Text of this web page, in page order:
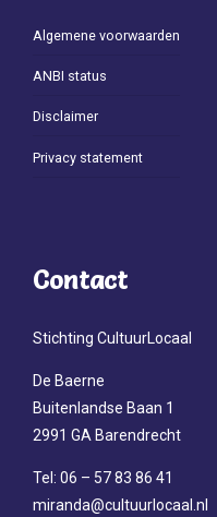
Algemene voorwaarden
ANBI status
Disclaimer
Privacy statement
Contact
Stichting CultuurLocaal
De Baerne
Buitenlandse Baan 1
2991 GA Barendrecht
Tel: 06 – 57 83 86 41
miranda@cultuurlocaal.nl